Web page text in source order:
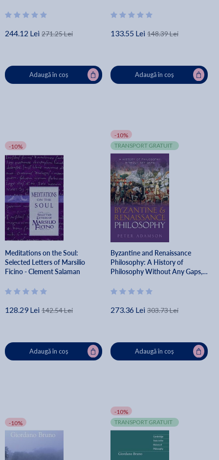
244.12 Lei 271.25 Lei
Adaugă în coș
133.55 Lei 148.39 Lei
Adaugă în coș
-10%
Meditations on the Soul:
Selected Letters of Marsilio
Ficino - Clement Salaman
128.29 Lei 142.54 Lei
Adaugă în coș
-10%
TRANSPORT GRATUIT
Byzantine and Renaissance
Philosophy: A History of
Philosophy Without Any Gaps,
273.36 Lei 303.73 Lei
Adaugă în coș
-10%
-10%
TRANSPORT GRATUIT